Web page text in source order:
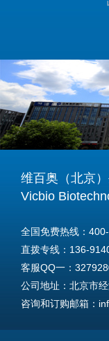
维百奥（北京
Vicbio
全国免费热线：
直拨专线：136-
客服QQ一：
公司地址：北京市
咨询和订购邮箱：